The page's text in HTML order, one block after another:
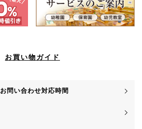
お買い物ガイド
お問い合わせ対応時間